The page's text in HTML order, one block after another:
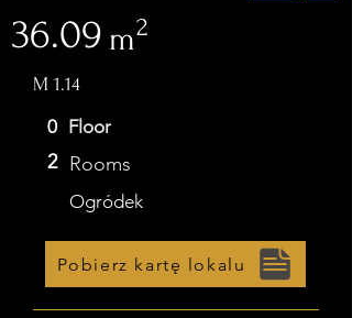
36.09 m
М 1.14
0 Floor
2 Rooms
Ogródek
Pobierz kartę lokalu
2